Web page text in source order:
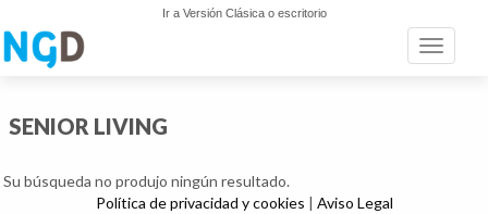
Ir a Versión Clásica o escritorio
Toggle
SENIOR LIVING
Su búsqueda no produjo ningún resultado.
Política de privacidad y cookies | Aviso Legal